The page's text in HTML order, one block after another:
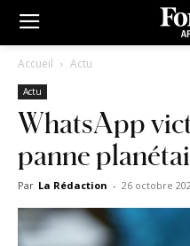
Accueil Actu
Actu
WhatsApp
panne
Par La Rédaction - 26 octobre